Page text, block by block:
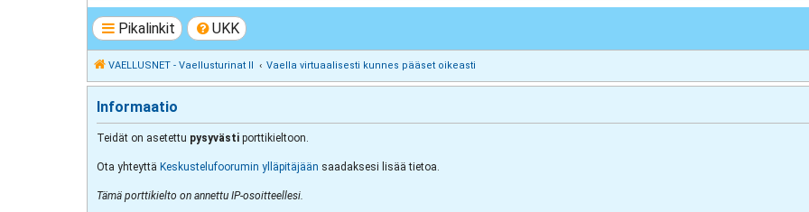
Pikalinkit UKK
VAELLUSNET - Vaellusturinat II Vaella virtuaalisesti kunnes pääset oikeasti
Informaatio
Teidät on asetettu pysyvästi porttikieltoon.
Ota yhteyttä Keskustelufoorumin ylläpitäjään saadaksesi lisää tietoa.
Tämä porttikielto on annettu IP-osoitteellesi.